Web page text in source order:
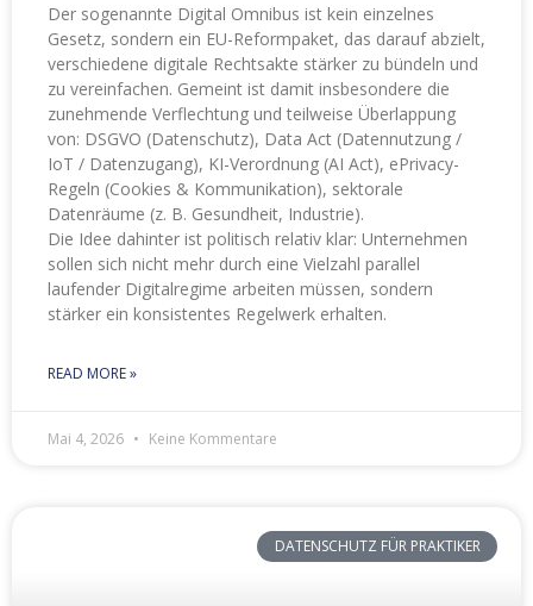
Der sogenannte Digital Omnibus ist kein einzelnes
Gesetz, sondern ein EU-Reformpaket, das darauf abzielt,
verschiedene digitale Rechtsakte stärker zu bündeln und
zu vereinfachen. Gemeint ist damit insbesondere die
zunehmende Verflechtung und teilweise Überlappung
von: DSGVO (Datenschutz), Data Act (Datennutzung /
IoT / Datenzugang), KI-Verordnung (AI Act), ePrivacy-
Regeln (Cookies & Kommunikation), sektorale
Datenräume (z. B. Gesundheit, Industrie).
Die Idee dahinter ist politisch relativ klar: Unternehmen
sollen sich nicht mehr durch eine Vielzahl parallel
laufender Digitalregime arbeiten müssen, sondern
stärker ein konsistentes Regelwerk erhalten.
READ MORE »
Mai 4, 2026 Keine Kommentare
DATENSCHUTZ FÜR PRAKTIKER